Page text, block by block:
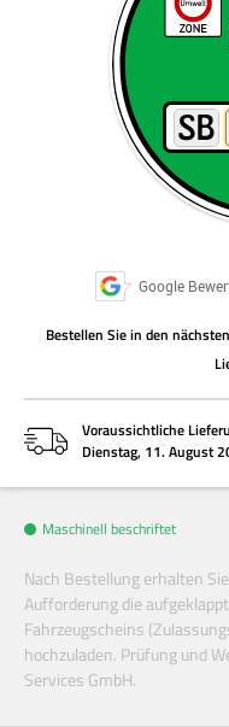
Google
Bestellen Siein den nächsten
Voraussichtliche
Dienstag, 11. August
Maschinell beschriftet
Nach Bestellung erhalten
Aufforderung die
Fahrzeugscheins
hochzuladen. Prüfung und
Services GmbH.